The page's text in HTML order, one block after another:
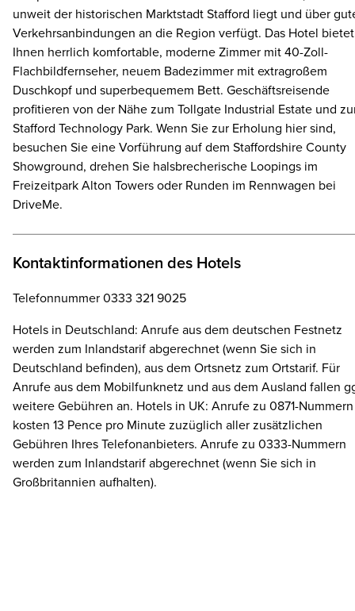
unweit der historischen Marktstadt Stafford liegt und über
Verkehrsanbindungen an die Region verfügt. Das Hotel bietet
Ihnen herrlich komfortable, moderne Zimmer mit 40-Zoll-
Flachbildfernseher, neuem Badezimmer mit extragroßem
Duschkopf und superbequemem Bett. Geschäftsreisende
profitieren von der Nähe zum Tollgate Industrial Estate und
Stafford Technology Park. Wenn Sie zur Erholung hier sind,
besuchen Sie eine Vorführung auf dem Staffordshire County
Showground, drehen Sie halsbrecherische Loopings im
Freizeitpark Alton Towers oder Runden im Rennwagen bei
DriveMe.
Kontaktinformationen des Hotels
Telefonnummer 0333 321 9025
Hotels in Deutschland: Anrufe aus dem deutschen Festnetz
werden zum Inlandstarif abgerechnet (wenn Sie sich in
Deutschland befinden), aus dem Ortsnetz zum Ortstarif. Für
Anrufe aus dem Mobilfunknetz und aus dem Ausland fallen
weitere Gebühren an. Hotels in UK: Anrufe zu 0871-Nummern
kosten 13 Pence pro Minute zuzüglich aller zusätzlichen
Gebühren Ihres Telefonanbieters. Anrufe zu 0333-Nummern
werden zum Inlandstarif abgerechnet (wenn Sie sich in
Großbritannien aufhalten).